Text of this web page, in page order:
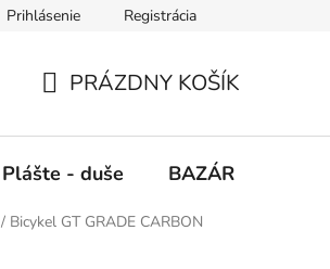
Prihlásenie Registrácia
KOŠÍK
PRÁZDNY KOŠÍK
Plášte - duše BAZÁR
/ Bicykel GT GRADE CARBON